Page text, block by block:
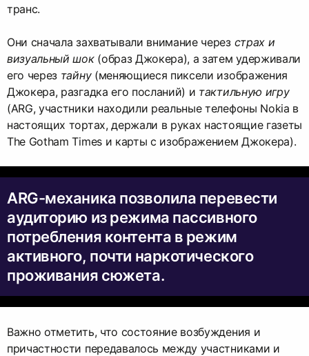
транс.
Они сначала захватывали внимание через страх и
визуальный шок(образ Джокера), а затем удерживали
его через тайну(меняющиеся пиксели изображения
Джокера, разгадка его посланий) и тактильную игру
(ARG, участники находили реальные телефоны Nokia в
настоящих тортах, держали в руках настоящие газеты
The Gotham Times и карты с изображением Джокера).
ARG-механика позволила перевести
аудиторию из режима пассивного
потребления контента в режим
активного, почти наркотического
проживания сюжета.
Важно отметить, что состояние возбуждения и
причастности передавалось между участниками и